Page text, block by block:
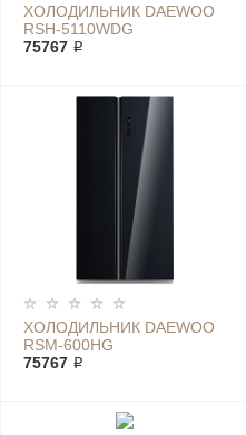
ХОЛОДИЛЬНИК DAEWOO
RSH-5110WDG
75767 ₽
ХОЛОДИЛЬНИК DAEWOO
RSM-600HG
75767 ₽